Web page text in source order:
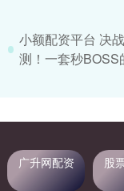
小额配资平台 决
测！一套秒BOSS
广升网配资
股